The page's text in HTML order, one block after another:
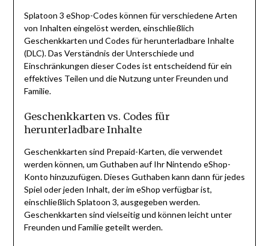
Splatoon 3 eShop-Codes können für verschiedene Arten
von Inhalten eingelöst werden, einschließlich
Geschenkkarten und Codes für herunterladbare Inhalte
(DLC). Das Verständnis der Unterschiede und
Einschränkungen dieser Codes ist entscheidend für ein
effektives Teilen und die Nutzung unter Freunden und
Familie.
Geschenkkarten vs. Codes für
herunterladbare Inhalte
Geschenkkarten sind Prepaid-Karten, die verwendet
werden können, um Guthaben auf Ihr Nintendo eShop-
Konto hinzuzufügen. Dieses Guthaben kann dann für jedes
Spiel oder jeden Inhalt, der im eShop verfügbar ist,
einschließlich Splatoon 3, ausgegeben werden.
Geschenkkarten sind vielseitig und können leicht unter
Freunden und Familie geteilt werden.